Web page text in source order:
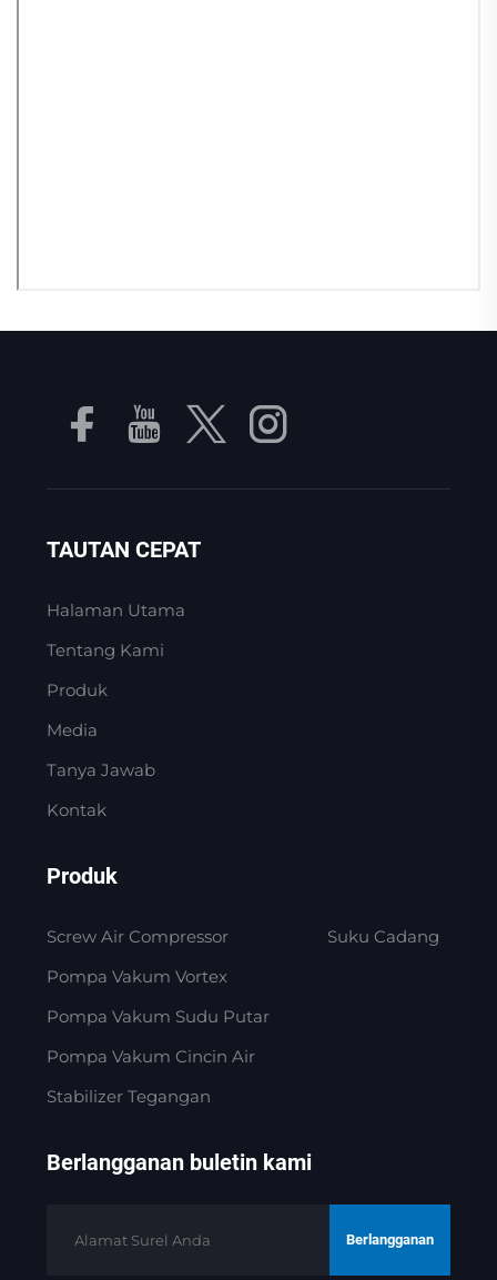
TAUTAN CEPAT
Halaman Utama
Tentang Kami
Produk
Media
Tanya Jawab
Kontak
Produk
Screw Air Compressor
Pompa Vakum Vortex
Pompa Vakum Sudu Putar
Pompa Vakum Cincin Air
Stabilizer Tegangan
Suku Cadang
Berlangganan buletin kami
Berlangganan